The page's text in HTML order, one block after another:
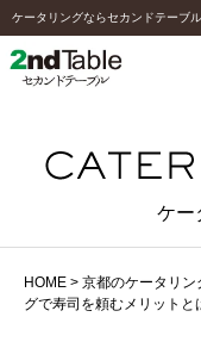
ケータリングならセカンドテーブ
ケー
HOME > 京都のケータリン
グで寿司を頼むメリット